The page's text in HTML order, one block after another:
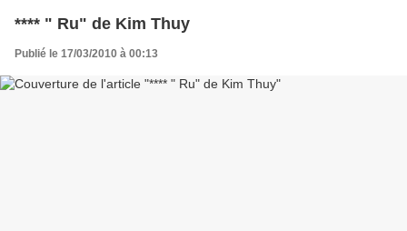
**** " Ru" de Kim Thuy
Publié le 17/03/2010 à 00:13